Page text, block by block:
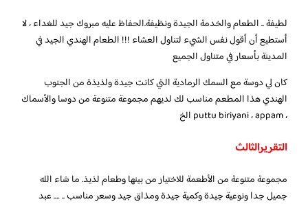
لطيفة .. الطعام والخدمة الجيدة ونظيفة.الحفاظ عليه مبروك جيد للغداء ، لا
أستطيع أن أقول نفس الشيء لتناول العشاء !!! الطعام الهندي الجيد في
المدينة بأسعار في متناول الجميع
كان لي دوسة مع السمك الرمادية التي كانت جيدة ولذيذة من الجنوب
الهندي هذا المطعم مناسب لك لديهم مجموعة متنوعة من دوسا والأسماك
، puttu biriyani ، appam الخ
التقريرالثالث
مجموعة متنوعة من الأطعمة للاختيار من بينها وطعام لذيذ. ما شاء الله
جميل جدا ونوعية جيدة وكمية جيدة ومذاق جيد وسعر مناسب .. …. عبد